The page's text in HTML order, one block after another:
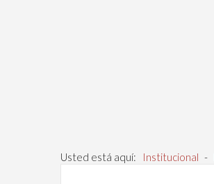
Usted está aquí: Institucional -